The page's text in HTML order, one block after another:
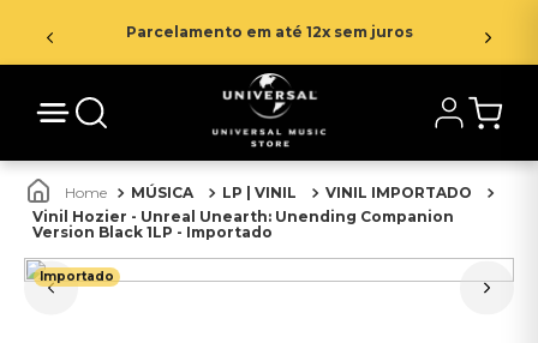
Parcelamento em até 12x sem juros
MÚSICA LP | VINIL
VINIL IMPORTADO
Vinil Hozier - Unreal Unearth: Unending Companion
Version Black 1LP - Importado
Importado